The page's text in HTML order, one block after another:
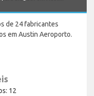
de 24 fabricantes
em Austin Aeroporto.
12